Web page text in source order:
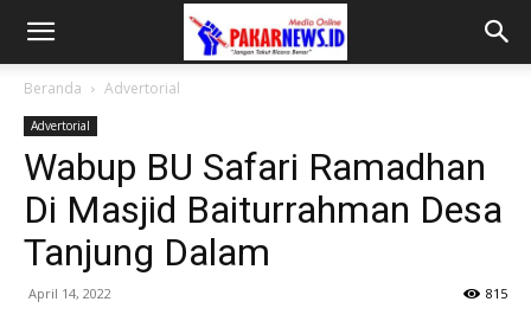
Beranda Advertorial
Advertorial
Wabup BU Safari Ramadhan
Di Masjid Baiturrahman Desa
Tanjung Dalam
April 14, 2022 815